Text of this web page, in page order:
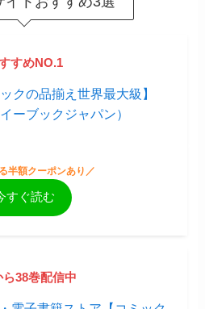
すめNO.1
半額クーポンあり／
すぐ読む
ら38巻配信中